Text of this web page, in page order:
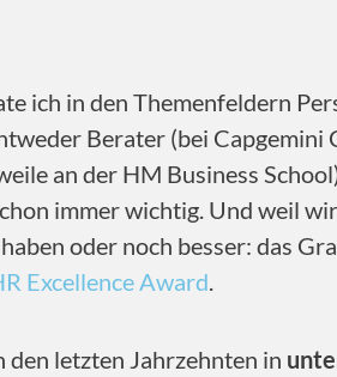
ich in den Themenfeldern
Berater (bei
an der HM Business
immer wichtig. Und weil
oder noch besser: das
Excellence Award.
den letzten Jahrzehnten in